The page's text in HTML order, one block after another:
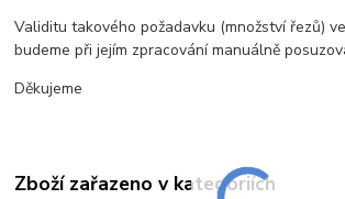
Validitu takového požadavku (množství řezů)
budeme při jejím zpracování manuálně
Děkujeme
Zboží zařazeno v kategoriích